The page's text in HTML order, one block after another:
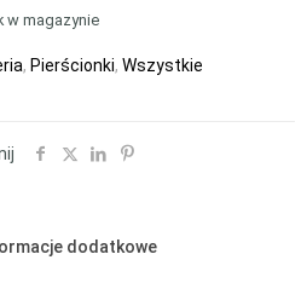
w magazynie
, Pierścionki, Wszystkie
dodatkowe